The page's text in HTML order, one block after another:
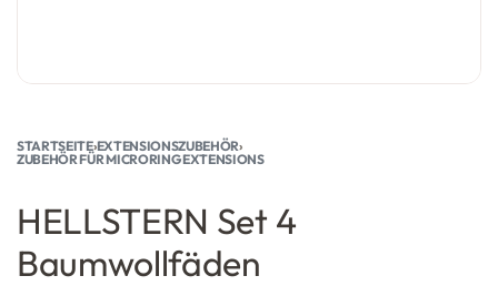
STARTSEITE›EXTENSIONSZUBEHÖR›
ZUBEHÖR FÜR MICRORING EXTENSIONS
HELLSTERN Set 4
Baumwollfäden